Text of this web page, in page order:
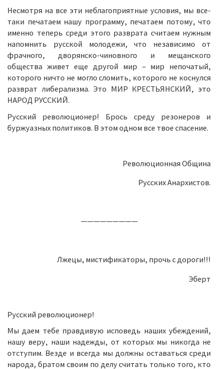
Несмотря на все эти неблагоприятные условия, мы все-
таки печатаем нашу программу, печатаем потому, что
именно теперь среди этого разврата считаем нужным
напомнить русской молодежи, что независимо от
фрачного, дворянско-чиновного и мещанского
общества живет еще другой мир – мир непочатый,
которого ничто не могло сломить, которого не коснулся
разврат либерализма. Это МИР КРЕСТЬЯНСКИЙ, это
НАРОД РУССКИЙ.
Русский революционер! Брось среду резонеров и
буржуазных политиков. В этом одном все твое спасение.
Революционная Община
Русских Анархистов.
—————————
Лжецы, мистификаторы, прочь с дороги!!!
Эберт
Русский революционер!
Мы даем тебе правдивую исповедь наших убеждений,
нашу веру, наши надежды, от которых мы никогда не
отступим. Везде и всегда мы должны оставаться среди
народа, братом своим по делу считать только того, кто